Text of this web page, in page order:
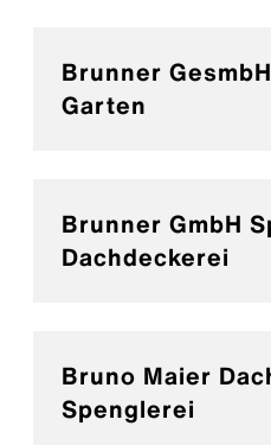
Brunner
Garten
Brunner GmbH
Dachdeckerei
Bruno Maier
Spenglerei